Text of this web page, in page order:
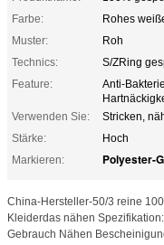
Farbe:
Rohes
Muster:
Roh
Technics:
S/ZRing
Feature:
Anti-
Verwenden Sie:
Stricken,
Stärke:
Hoch
Markieren:
Polyester-
China-Hersteller-50/3 reine
Kleiderdas nähen
Gebrauch Nähen